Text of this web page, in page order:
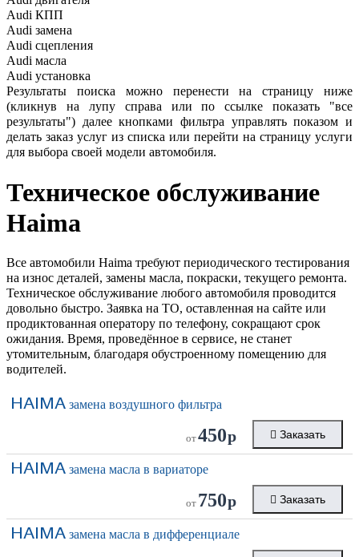
Audi КПП
Audi замена
Audi сцепления
Audi масла
Audi установка
Результаты поиска можно перенести на страницу ниже
(кликнув на лупу справа или по ссылке показать "все
результаты") далее кнопками фильтра управлять показом и
делать заказ услуг из списка или перейти на страницу услуги
для выбора своей модели автомобиля.
Техническое обслуживание
Haima
Все автомобили Haima требуют периодического тестирования
на износ деталей, замены масла, покраски, текущего ремонта.
Техническое обслуживание любого автомобиля проводится
довольно быстро. Заявка на ТО, оставленная на сайте или
продиктованная оператору по телефону, сокращают срок
ожидания. Время, проведённое в сервисе, не станет
утомительным, благодаря обустроенному помещению для
водителей.
HAIMA замена воздушного фильтра
от450р Заказать
HAIMA замена масла в вариаторе
от 750р Заказать
HAIMA замена масла в дифференциале